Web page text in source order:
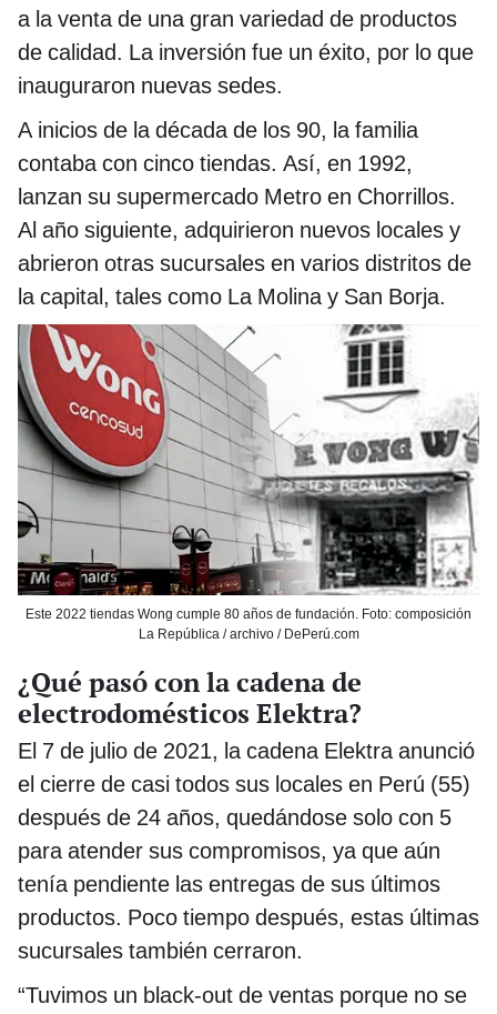
a la venta de una gran variedad de productos
de calidad. La inversión fue un éxito, por lo que
inauguraron nuevas sedes.
A inicios de la década de los 90, la familia
contaba con cinco tiendas. Así, en 1992,
lanzan su supermercado Metro en Chorrillos.
Al año siguiente, adquirieron nuevos locales y
abrieron otras sucursales en varios distritos de
la capital, tales como La Molina y San Borja.
Este 2022 tiendas Wong cumple 80 años de fundación. Foto: composición
La República / archivo / DePerú.com
¿Qué pasó con la cadena de
electrodomésticos Elektra?
El 7 de julio de 2021, la cadena Elektra anunció
el cierre de casi todos sus locales en Perú (55)
después de 24 años, quedándose solo con 5
para atender sus compromisos, ya que aún
tenía pendiente las entregas de sus últimos
productos. Poco tiempo después, estas últimas
sucursales también cerraron.
“Tuvimos un black-out de ventas porque no se